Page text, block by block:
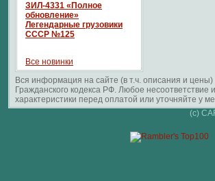
ЗИЛ-4331 «Полное
обновление»
Легендарные грузовики
СССР №125
Все новинки
Вся информация на сайте (в т.ч. описания и
Гражданского кодекса РФ. Любое
характеристики перед оплатой или уточняйте у
(c)